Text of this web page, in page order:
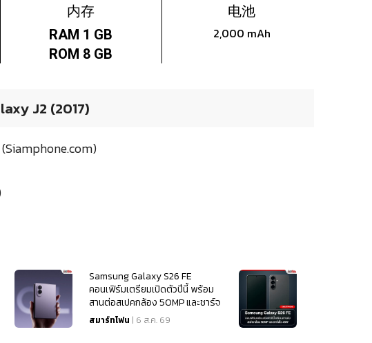
内存
RAM 1 GB
ROM 8 GB
电池
2,000 mAh
J2 (2017)
Samsung Galaxy S26 FE
คอนเฟิร์มเตรียมเปิดตัวปีนี้ พร้อม
สานต่อสเปคกล้อง 50MP และชาร์จ
ไว 45W
สมาร์ทโฟน | 6 ส.ค. 69